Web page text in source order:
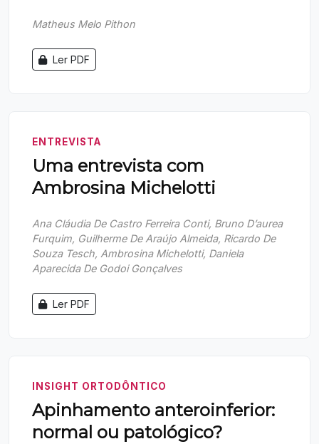
Matheus Melo Pithon
Ler PDF
ENTREVISTA
Uma entrevista com
Ambrosina Michelotti
Ana Cláudia De Castro Ferreira Conti, Bruno D’aurea
Furquim, Guilherme De Araújo Almeida, Ricardo De
Souza Tesch, Ambrosina Michelotti, Daniela
Aparecida De Godoi Gonçalves
Ler PDF
INSIGHT ORTODÔNTICO
Apinhamento anteroinferior:
normal ou patológico?